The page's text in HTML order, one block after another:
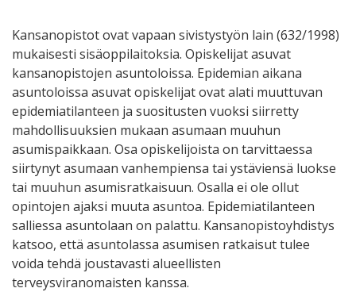
Kansanopistot ovat vapaan sivistystyön lain (632/1998)
mukaisesti sisäoppilaitoksia. Opiskelijat asuvat
kansanopistojen asuntoloissa. Epidemian aikana
asuntoloissa asuvat opiskelijat ovat alati muuttuvan
epidemiatilanteen ja suositusten vuoksi siirretty
mahdollisuuksien mukaan asumaan muuhun
asumispaikkaan. Osa opiskelijoista on tarvittaessa
siirtynyt asumaan vanhempiensa tai ystäviensä luokse
tai muuhun asumisratkaisuun. Osalla ei ole ollut
opintojen ajaksi muuta asuntoa. Epidemiatilanteen
salliessa asuntolaan on palattu. Kansanopistoyhdistys
katsoo, että asuntolassa asumisen ratkaisut tulee
voida tehdä joustavasti alueellisten
terveysviranomaisten kanssa.